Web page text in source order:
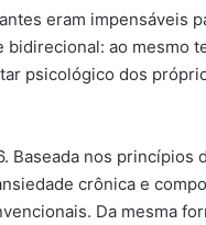
eram impensáveis
ao mesmo
psicológico dos
nos princípios
crônica e
Da mesma